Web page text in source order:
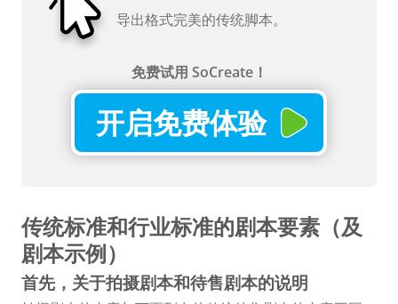
导出格式完美的传统脚本。
免费试用 SoCreate！
开启免费体验
传统标准和行业标准的剧本要素（及
剧本示例）
首先，关于拍摄剧本和待售剧本的说明